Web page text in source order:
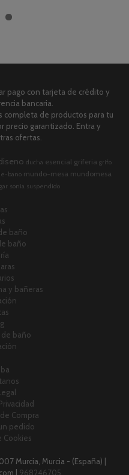
pago con tarjeta de crédito y
bancaria.
completa de productos para tu
precio garantizado. Entra y
ofertas.
ducha esencial griferia grifo
bano mundo-mesa mundomesa
sonia suspendido
baño
baño
y bañeras
de baño
Compra
pedido
Cookies
Murcia, Murcia - (España) |
| 968246705